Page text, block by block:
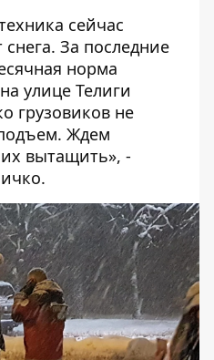
сейчас
За последние
норма
улице Телиги
грузовиков не
Ждем
вытащить», -